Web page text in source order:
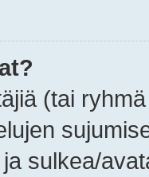
(tai
sulkea/